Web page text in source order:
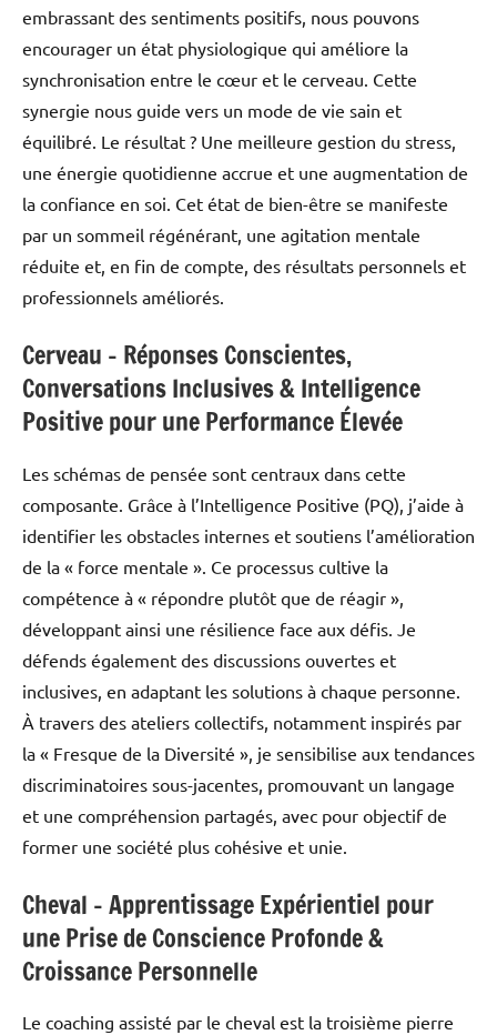
embrassant des sentiments positifs, nous pouvons
encourager un état physiologique qui améliore la
synchronisation entre le cœur et le cerveau. Cette
synergie nous guide vers un mode de vie sain et
équilibré. Le résultat ? Une meilleure gestion du stress,
une énergie quotidienne accrue et une augmentation de
la confiance en soi. Cet état de bien-être se manifeste
par un sommeil régénérant, une agitation mentale
réduite et, en fin de compte, des résultats personnels et
professionnels améliorés.
Cerveau – Réponses Conscientes,
Conversations Inclusives & Intelligence
Positive pour une Performance Élevée
Les schémas de pensée sont centraux dans cette
composante. Grâce à l’Intelligence Positive (PQ), j’aide à
identifier les obstacles internes et soutiens l’amélioration
de la « force mentale ». Ce processus cultive la
compétence à « répondre plutôt que de réagir »,
développant ainsi une résilience face aux défis. Je
défends également des discussions ouvertes et
inclusives, en adaptant les solutions à chaque personne.
À travers des ateliers collectifs, notamment inspirés par
la « Fresque de la Diversité », je sensibilise aux tendances
discriminatoires sous-jacentes, promouvant un langage
et une compréhension partagés, avec pour objectif de
former une société plus cohésive et unie.
Cheval – Apprentissage Expérientiel pour
une Prise de Conscience Profonde &
Croissance Personnelle
Le coaching assisté par le cheval est la troisième pierre